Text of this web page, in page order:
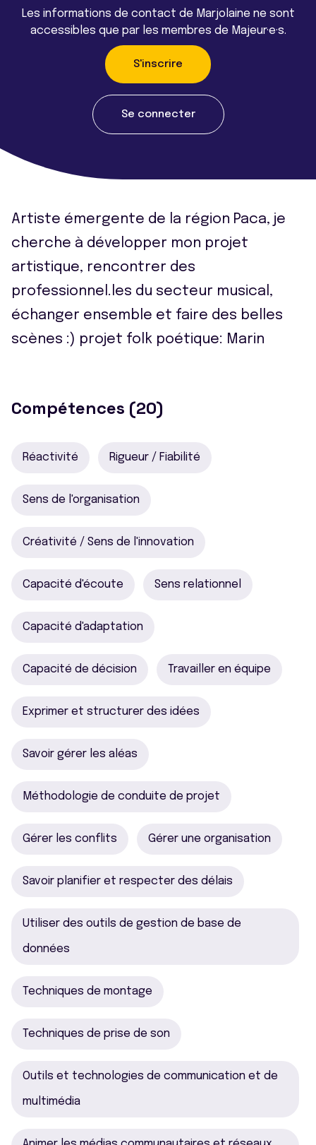
Les informations de contact de Marjolaine ne sont
accessibles que par les membres de Majeur·e·s.
S'inscrire
Se connecter
Artiste émergente de la région Paca, je
cherche à développer mon projet
artistique, rencontrer des
professionnel.les du secteur musical,
échanger ensemble et faire des belles
scènes :) projet folk poétique: Marin
Compétences (20)
Réactivité Rigueur / Fiabilité
Sens de l'organisation
Créativité / Sens de l'innovation
Capacité d'écoute Sens relationnel
Capacité d'adaptation
Capacité de décision Travailler en équipe
Exprimer et structurer des idées
Savoir gérer les aléas
Méthodologie de conduite de projet
Gérer les conflits Gérer une organisation
Savoir planifier et respecter des délais
Utiliser des outils de gestion de base de
données
Techniques de montage
Techniques de prise de son
Outils et technologies de communication et de
multimédia